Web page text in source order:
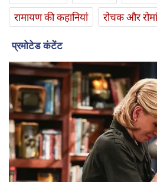
रामायण की कहानियां
रोचक और